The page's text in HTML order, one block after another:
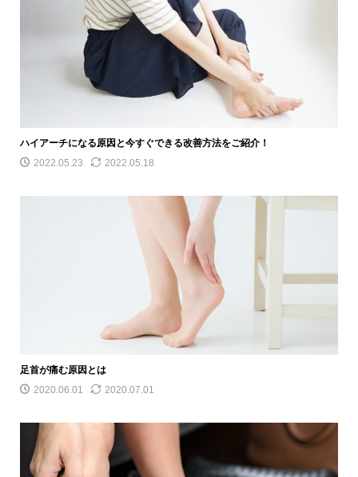
ハイアーチになる原因と今すぐできる改善方法をご紹介！
2022.05.23
2022.05.18
足首が痛む原因とは
2020.06.01
2020.07.01